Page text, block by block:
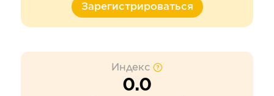
Зарегистрироваться
Индекс
0.0